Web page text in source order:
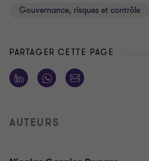
Gouvernance, risques et contrôle
PARTAGER CETTE PAGE
AUTEURS